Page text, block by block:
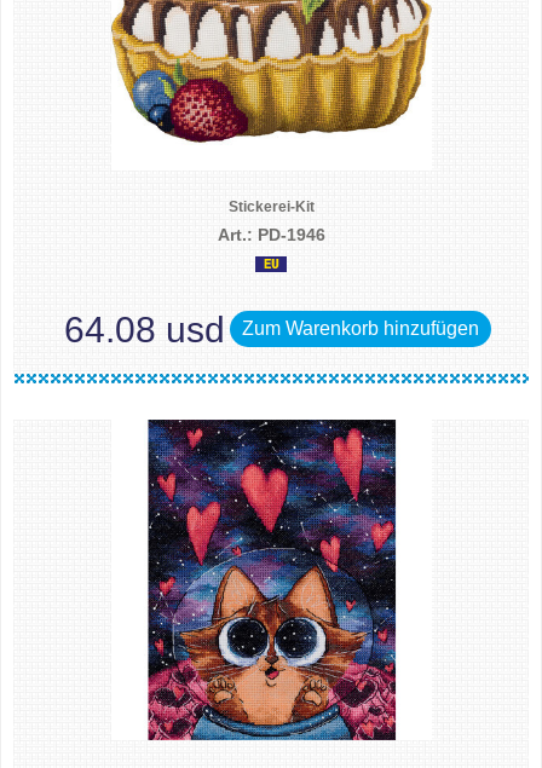
Stickerei-Kit
Art.: PD-1946
64.08 usd Zum Warenkorb hinzufügen